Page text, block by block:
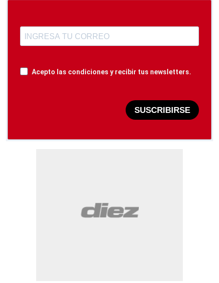
Acepto las condiciones y recibir tus newsletters.
SUSCRIBIRSE